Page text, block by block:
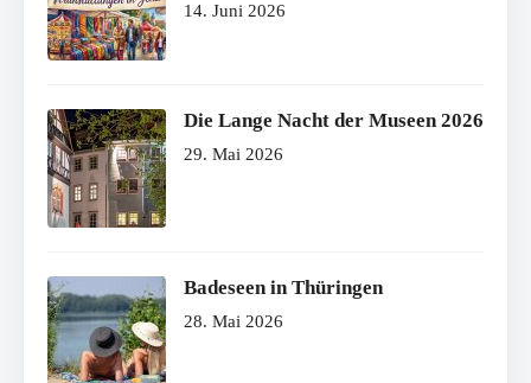
14. Juni 2026
Die Lange Nacht der Museen 2026
29. Mai 2026
Badeseen in Thüringen
28. Mai 2026